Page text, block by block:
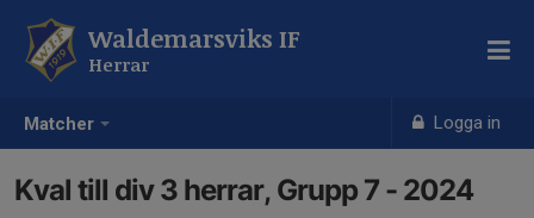
Matcher Logga in
Waldemarsviks IF
Herrar
Kval till div 3 herrar, Grupp 7 - 2024